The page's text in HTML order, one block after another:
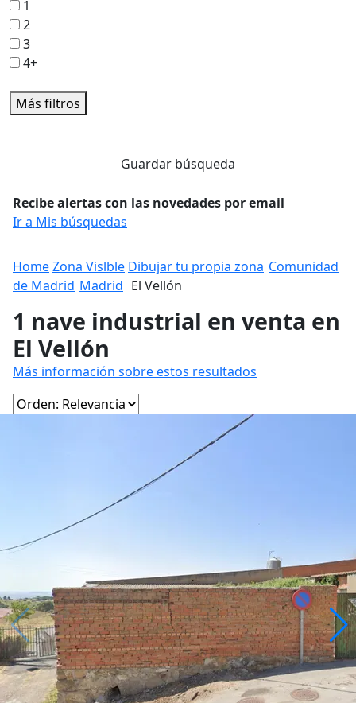
1
2
3
4+
Más filtros
Guardar búsqueda
Recibe alertas con las novedades por email
Ir a Mis búsquedas
HomeZona Vislble Dibujar tu propia zona Comunidad
de Madrid Madrid El Vellón
1 nave industrial en venta en
El Vellón
Más información sobre estos resultados